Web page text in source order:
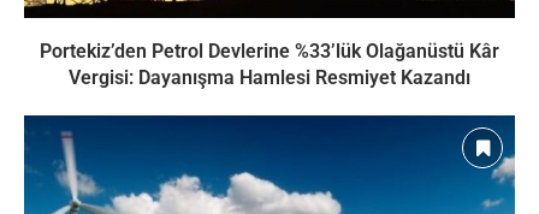
Portekiz’den Petrol Devlerine %33’lük Olağanüstü Kâr
Vergisi: Dayanışma Hamlesi Resmiyet Kazandı